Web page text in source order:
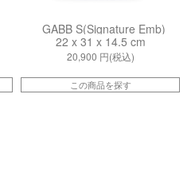
GABB S(Signature Emb)
22 x 31 x 14.5 cm
20,900 円(税込)
この商品を探す